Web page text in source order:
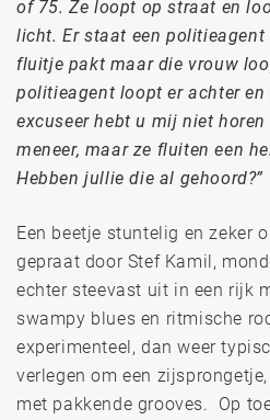
of 75. Ze loopt op straat en
licht. Er staat een
fluitje pakt maar die vrouw
politieagent loopt er achter en
excuseer hebt u mij niet
meneer, maar ze fluiten een
Hebben jullie die al gehoord?”
Een beetje stuntelig en zeker
gepraat door Stef Kamil,
echter steevast uit in een rijk
swampy blues en ritmische
experimenteel, dan weer
verlegen om een
met pakkende grooves. Op